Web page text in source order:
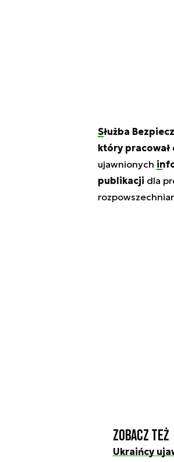
Służba
który pracował
ujawnionych
publikacji dla
Zobacz też
Ukraińcy